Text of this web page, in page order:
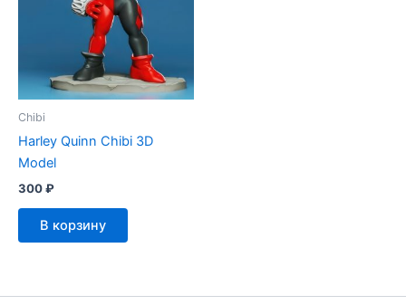
Chibi
Harley Quinn Chibi 3D
Model
300₽
В корзину